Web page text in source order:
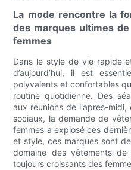
La mode rencontre la
des marques ultimes
femmes
Dans le style de vie rapide
d’aujourd’hui, il est
polyvalents et confortables
routine quotidienne. Des
aux réunions de l'après-
sociaux, la demande de
femmes a explosé ces
et style, ces marques sont
domaine des vêtements
toujours croissants des